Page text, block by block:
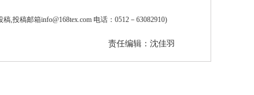
稿邮箱info@168tex.com 电话：0512－63082910)
责任编辑：沈佳羽